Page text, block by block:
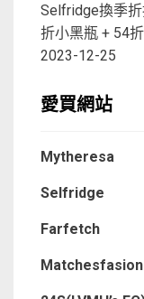
Selfridge換季
折小黑瓶 + 54
2023-12-25
愛買網站
Mytheresa
Selfridge
Farfetch
Matchesfasion